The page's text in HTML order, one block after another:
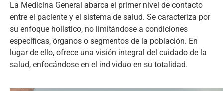
La Medicina General abarca el primer nivel de contacto
entre el paciente y el sistema de salud. Se caracteriza por
su enfoque holístico, no limitándose a condiciones
específicas, órganos o segmentos de la población. En
lugar de ello, ofrece una visión integral del cuidado de la
salud, enfocándose en el individuo en su totalidad.